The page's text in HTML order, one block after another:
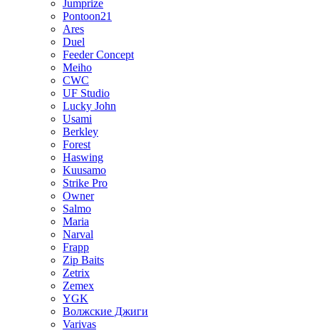
Jumprize
Pontoon21
Ares
Duel
Feeder Concept
Meiho
CWC
UF Studio
Lucky John
Usami
Berkley
Forest
Haswing
Kuusamo
Strike Pro
Owner
Salmo
Maria
Narval
Frapp
Zip Baits
Zetrix
Zemex
YGK
Волжские Джиги
Varivas